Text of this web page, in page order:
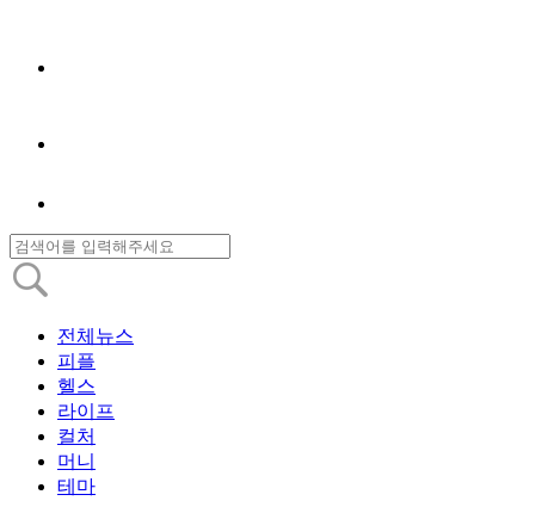
전체뉴스
피플
헬스
라이프
컬처
머니
테마